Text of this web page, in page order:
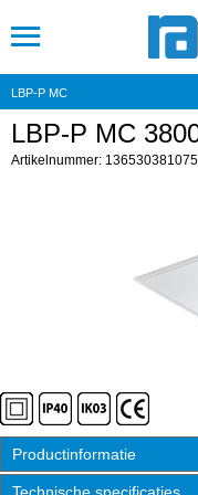
LBP-P MC
LBP-P MC
Artikelnummer: 136530381075
Productinformatie